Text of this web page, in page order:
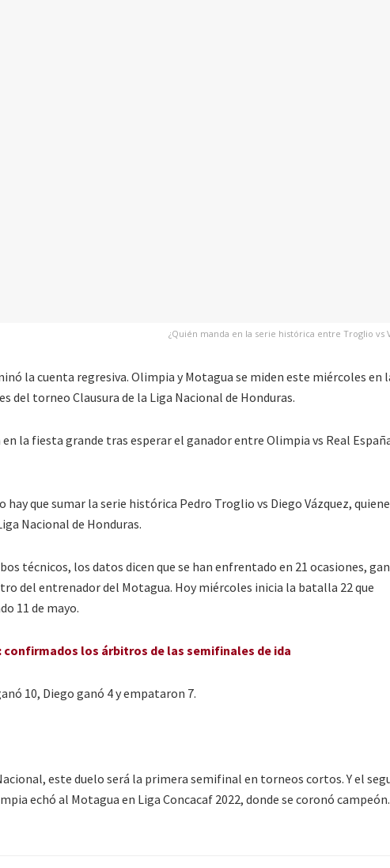
¿Quién manda en la serie histórica entre Troglio vs
la cuenta regresiva. Olimpia y Motagua se miden este miércoles en
del torneo Clausura de la Liga Nacional de Honduras.
la fiesta grande tras esperar el ganador entre Olimpia vs Real
que sumar la serie histórica Pedro Troglio vs Diego Vázquez,
Nacional de Honduras.
técnicos, los datos dicen que se han enfrentado en 21 ocasiones,
del entrenador del Motagua. Hoy miércoles inicia la batalla 22 que
11 de mayo.
confirmados los árbitros de las semifinales de ida
10, Diego ganó 4 y empataron 7.
este duelo será la primera semifinal en torneos cortos. Y el
echó al Motagua en Liga Concacaf 2022, donde se coronó campeón.